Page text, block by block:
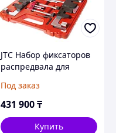
JTC Набор фиксаторов
распредвала для
(BMW S63) JTC
Под заказ
431 900₸
Купить